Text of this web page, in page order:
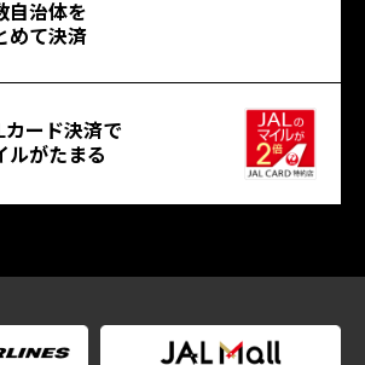
自治体を
めて決済
カード決済で
ルがたまる